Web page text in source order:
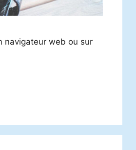
navigateur web ou sur